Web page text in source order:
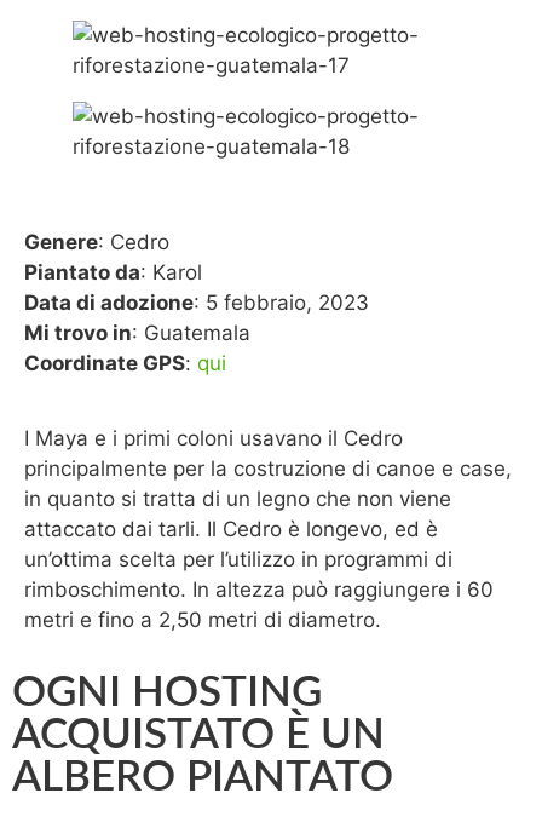
Genere: Cedro
Piantato da: Karol
Data di adozione: 5 febbraio, 2023
Mi trovo in: Guatemala
Coordinate GPS: qui
I Maya e i primi coloni usavano il Cedro
principalmente per la costruzione di canoe e case,
in quanto si tratta di un legno che non viene
attaccato dai tarli. Il Cedro è longevo, ed è
un’ottima scelta per l’utilizzo in programmi di
rimboschimento. In altezza può raggiungere i 60
metri e fino a 2,50 metri di diametro.
OGNI HOSTING
ACQUISTATO È UN
ALBERO PIANTATO